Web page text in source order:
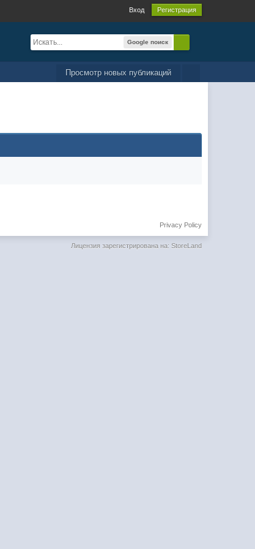
Вход Регистрация
Google поиск
Просмотр новых публикаций
Privacy Policy
Лицензия зарегистрирована на: StoreLand